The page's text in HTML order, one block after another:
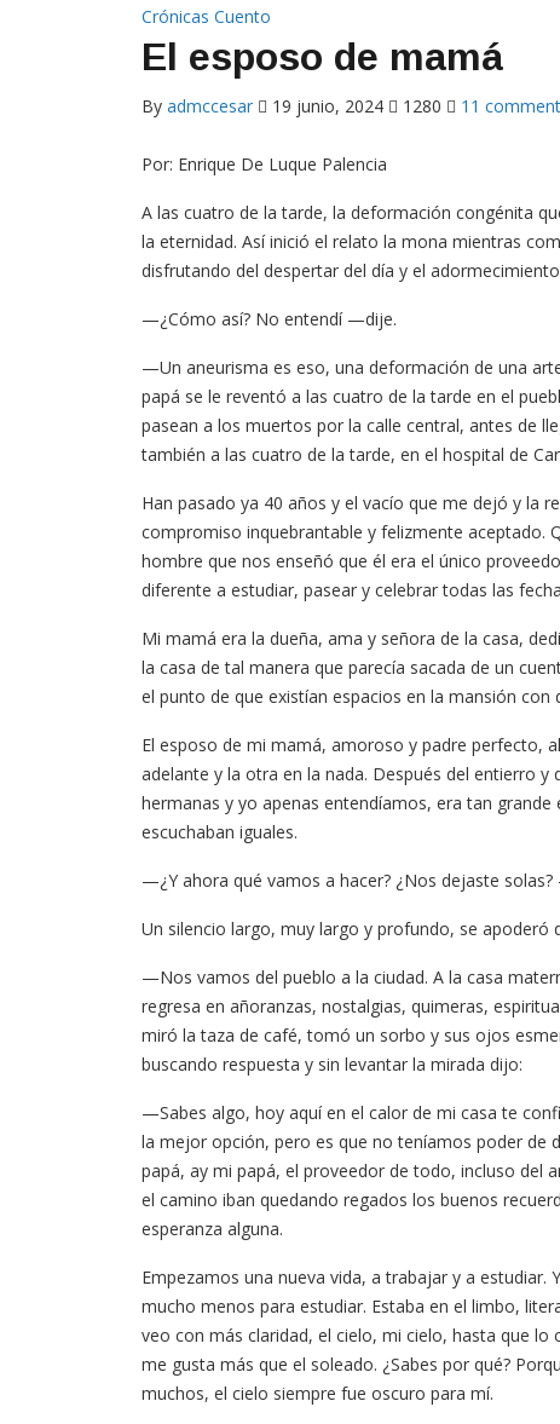
Crónicas Cuento
El esposo de mamá
By admccesar 19 junio, 2024 1280 11
Por: Enrique De Luque Palencia
A las cuatro de la tarde, la deformación congénita
la eternidad. Así inició el relato la mona mientras
disfrutando del despertar del día y el
—¿Cómo así? No entendí —dije.
—Un aneurisma es eso, una deformación de una
papá se le reventó a las cuatro de la tarde en el
pasean a los muertos por la calle central, antes de
también a las cuatro de la tarde, en el hospital de
Han pasado ya 40 años y el vacío que me dejó y la
compromiso inquebrantable y felizmente aceptado.
hombre que nos enseñó que él era el único
diferente a estudiar, pasear y celebrar todas las
Mi mamá era la dueña, ama y señora de la casa,
la casa de tal manera que parecía sacada de un
el punto de que existían espacios en la mansión con
El esposo de mi mamá, amoroso y padre perfecto,
adelante y la otra en la nada. Después del entierro
hermanas y yo apenas entendíamos, era tan
escuchaban iguales.
—¿Y ahora qué vamos a hacer? ¿Nos dejaste
Un silencio largo, muy largo y profundo, se
—Nos vamos del pueblo a la ciudad. A la casa
regresa en añoranzas, nostalgias, quimeras,
miró la taza de café, tomó un sorbo y sus ojos
buscando respuesta y sin levantar la mirada dijo:
—Sabes algo, hoy aquí en el calor de mi casa te
la mejor opción, pero es que no teníamos poder de
papá, ay mi papá, el proveedor de todo, incluso del
el camino iban quedando regados los buenos
esperanza alguna.
Empezamos una nueva vida, a trabajar y a
mucho menos para estudiar. Estaba en el limbo,
veo con más claridad, el cielo, mi cielo, hasta que
me gusta más que el soleado. ¿Sabes por qué?
muchos, el cielo siempre fue oscuro para mí.